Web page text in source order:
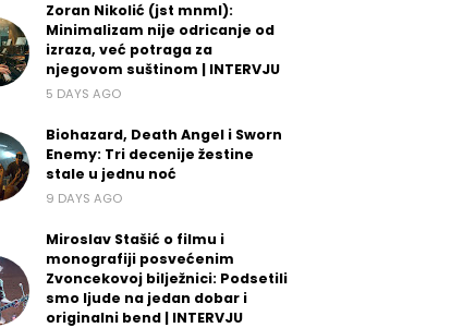
Zoran Nikolić (jst mnml):
Minimalizam nije odricanje od
izraza, već potraga za
njegovom suštinom | INTERVJU
5 DAYS AGO
Biohazard, Death Angel i Sworn
Enemy: Tri decenije žestine
stale u jednu noć
9 DAYS AGO
Miroslav Stašić o filmu i
monografiji posvećenim
Zvoncekovoj bilježnici: Podsetili
smo ljude na jedan dobar i
originalni bend | INTERVJU